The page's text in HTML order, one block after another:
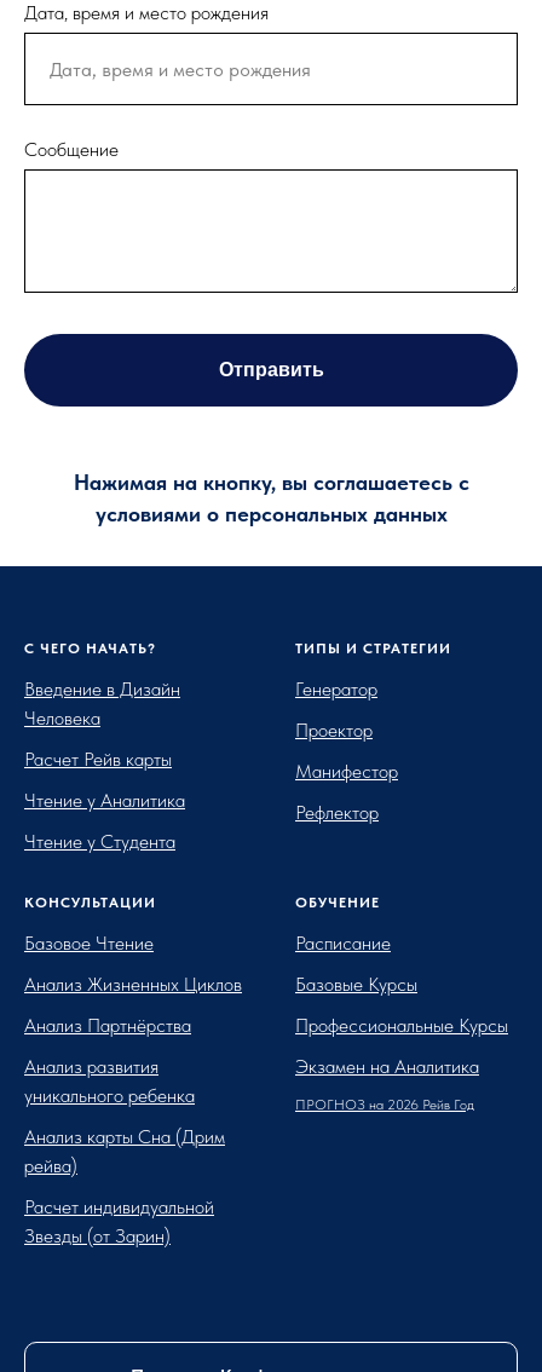
Дата, время и место рождения
Сообщение
Отправить
Нажимая на кнопку, вы соглашаетесь с
условиями о персональных данных
С ЧЕГО НАЧАТЬ?
Введение в Дизайн
Человека
Расчет Рейв карты
Чтение у Аналитика
Чтение у Студента
ТИПЫ И СТРАТЕГИИ
Генератор
Проектор
Манифестор
Рефлектор
КОНСУЛЬТАЦИИ
Базовое Чтение
Анализ Жизненных Циклов
Анализ Партнёрства
Анализ развития
уникального ребенка
Анализ карты Сна (Дрим
рейва)
Расчет индивидуальной
Звезды (от Зарин)
ОБУЧЕНИЕ
Расписание
Базовые Курсы
Профессиональные Курсы
Экзамен на Аналитика
ПРОГНОЗ на 2026 Рейв Год